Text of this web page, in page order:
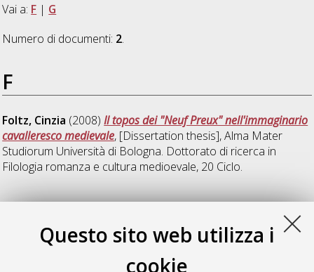
Questo sito web utilizza i
cookie
Vai a: F | G
Numero di documenti: 2.
F
Foltz, Cinzia (2008)Il topos dei "Neuf Preux" nell'immaginario
cavalleresco medievale, [Dissertation thesis], Alma Mater
Studiorum Università di Bologna. Dottorato di ricerca in
Filologia romanza e cultura medioevale, 20 Ciclo.
G
Gramellini, Flavia(2008) Le Antichità di Bologna di
Bartolomeo della Pugliola, [Dissertation thesis], Alma Mater